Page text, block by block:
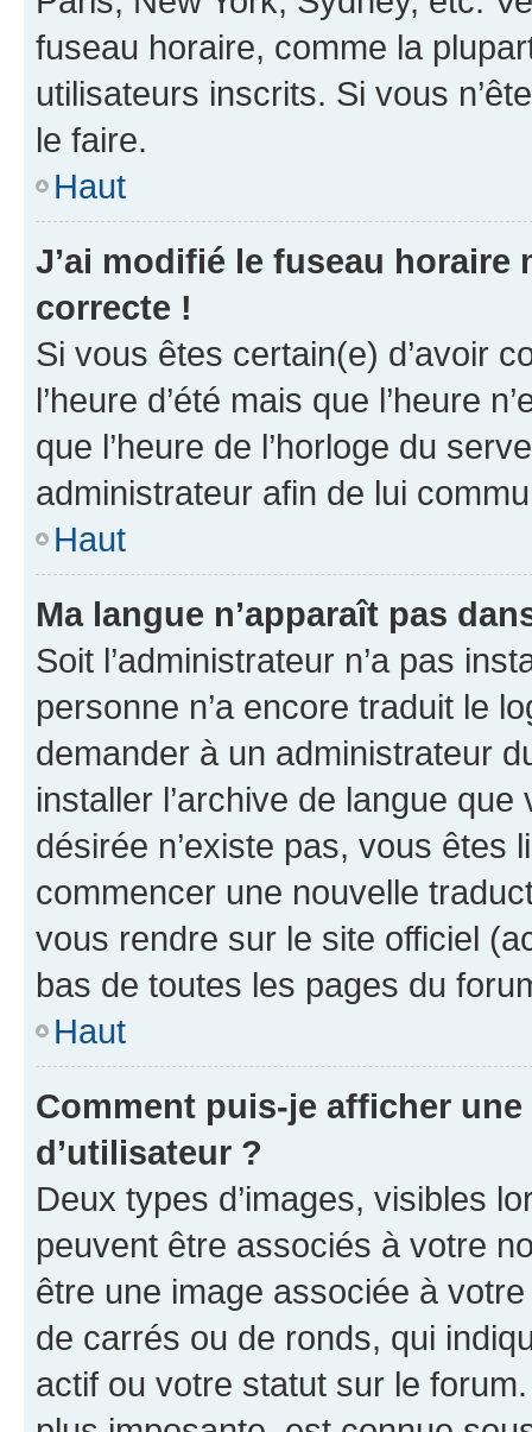
fuseau horaire, comme la
utilisateurs inscrits. Si vous
le faire.
Haut
J’ai modifié le fuseau horaire
correcte !
Si vous êtes certain(e) d’avoir
l’heure d’été mais que l’heure
que l’heure de l’horloge du
administrateur afin de lui
Haut
Ma langue n’apparaît pas
Soit l’administrateur n’a pas
personne n’a encore traduit le
demander à un administrateur
installer l’archive de langue
désirée n’existe pas, vous êtes
commencer une nouvelle
vous rendre sur le site officiel
bas de toutes les pages du
Haut
Comment puis-je afficher
d’utilisateur ?
Deux types d’images, visibles
peuvent être associés à votre
être une image associée à
de carrés ou de ronds, qui
actif ou votre statut sur le